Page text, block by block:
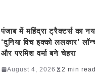
पंजाब में महिंद्रा ट्रैक्टर्स का
‘दुनिया विच इक्को ललकार’
और परमिश वर्मा बने चेहरा
August 4, 2026 2 min read